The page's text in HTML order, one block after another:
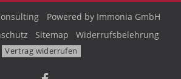
Powered by Immonia GmbH
Sitemap Widerrufsbelehrung
Vertrag widerrufen